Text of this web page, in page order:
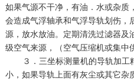
如果气源不干净，有油．水或杂
会造成气浮轴承和气浮导轨划伤
源，放水放油。定期清洗过滤器
级空气来源，（空气压缩机或集中
３．三坐标测量机的导轨加
小，如果导轨上面有灰尘或其它杂